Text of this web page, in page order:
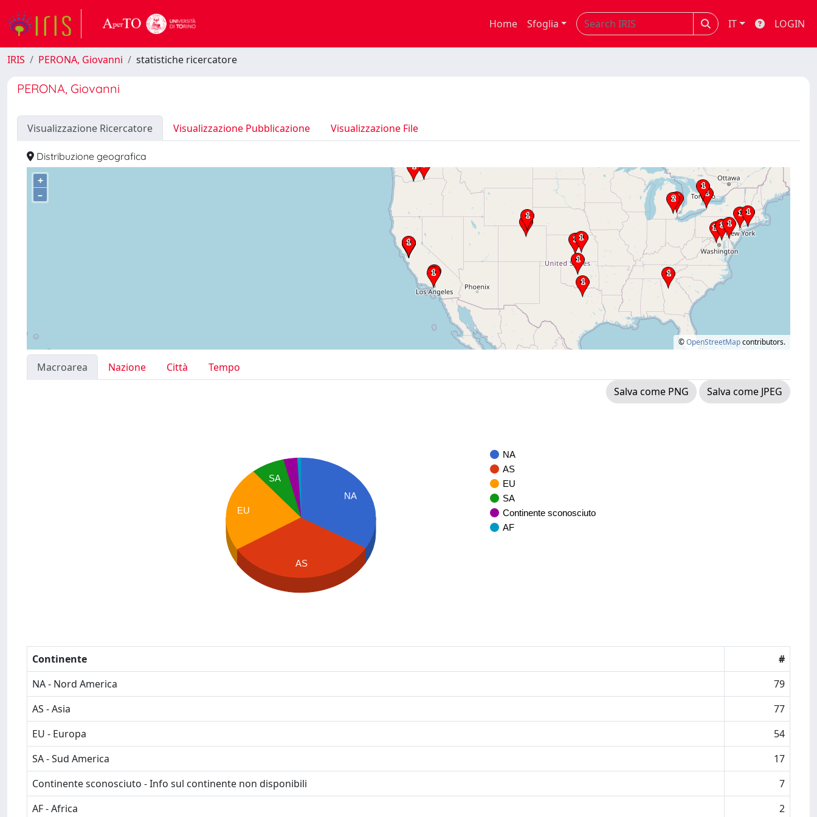
Home Sfoglia IT LOGIN
IRIS PERONA, Giovanni statistiche ricercatore
PERONA, Giovanni
Visualizzazione Ricercatore Visualizzazione Pubblicazione Visualizzazione File
Distribuzione geografica
+
–
©OpenStreetMapcontributors.
Macroarea Nazione Città
Tempo
Salva come PNG
Salva come JPEG
NA
AS
EU
SA
Continente sconosciuto
AF
NA
SA
EU
AS
Continente
#
NA - Nord America
79
AS - Asia
77
EU - Europa
54
SA - Sud America
17
Continente sconosciuto - Info sul continente non disponibili
7
AF - Africa
2